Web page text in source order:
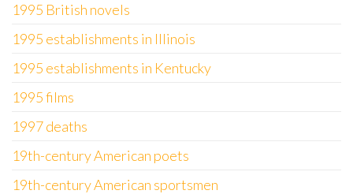
1995 British novels
1995 establishments in Illinois
1995 establishments in Kentucky
1995 films
1997 deaths
19th-century American poets
19th-century American sportsmen